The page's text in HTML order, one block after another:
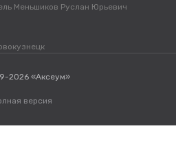
Меньшиков Руслан Юрьевич
2026 «Аксеум»
версия